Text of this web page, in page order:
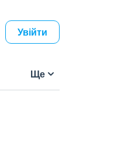
Увійти
Ще